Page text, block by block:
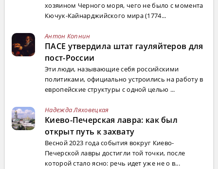
хозяином Черного моря, чего не было с момента
Кючук-Кайнарджийского мира (1774...
Антон Копнин
ПАСЕ утвердила штат гауляйтеров для
пост-России
Эти люди, называющие себя российскими
политиками, официально устроились на работу в
европейские структуры с одной целью ...
Надежда Ляховецкая
Киево-Печерская лавра: как был
открыт путь к захвату
Весной 2023 года события вокруг Киево-
Печерской лавры достигли той точки, после
которой стало ясно: речь идет уже не о в...